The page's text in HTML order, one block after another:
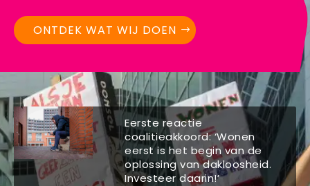
ONTDEK WAT WIJ DOEN
Eerste reactie
coalitieakkoord: ‘Wonen
eerst is het begin van de
oplossing van dakloosheid.
Investeer daarin!’